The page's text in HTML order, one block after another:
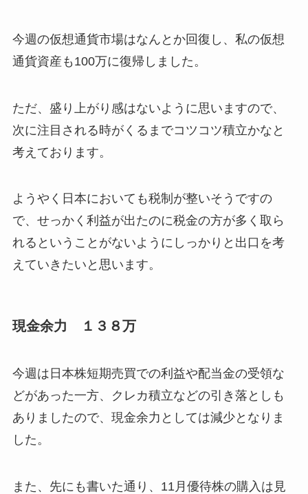
今週の仮想通貨市場はなんとか回復し、私の仮想
通貨資産も100万に復帰しました。
ただ、盛り上がり感はないように思いますので、
次に注目される時がくるまでコツコツ積立かなと
考えております。
ようやく日本においても税制が整いそうですの
で、せっかく利益が出たのに税金の方が多く取ら
れるということがないようにしっかりと出口を考
えていきたいと思います。
現金余力 １３８万
今週は日本株短期売買での利益や配当金の受領な
どがあった一方、クレカ積立などの引き落としも
ありましたので、現金余力としては減少となりま
した。
また、先にも書いた通り、11月優待株の購入は見